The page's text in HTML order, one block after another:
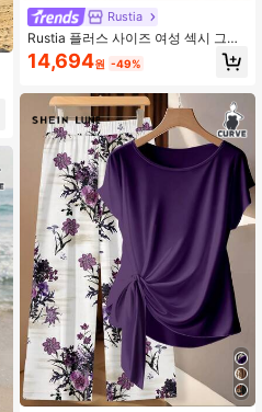
Rustia
Rustia 플러스 사이즈 여성 섹시 그라
데이션 프린트 비치 스파게티 스트랩
크롭 탑 & 롱 러치드 바디콘 스커트 2
14,694원 -49%